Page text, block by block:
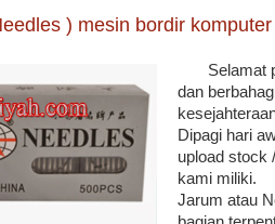
) mesin bordir komputer
Selamat
dan
Dipagi hari
upload stock
kami miliki.
Jarum atau